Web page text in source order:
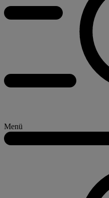
Menü